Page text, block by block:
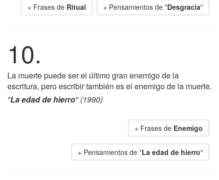
+ Frases de Ritual + Pensamientos de "Desgracia"
10.
La muerte puede ser el último gran enemigo de la
escritura, pero escribir también es el enemigo de la muerte.
"La edad de hierro" (1990)
+ Frases de Enemigo
+ Pensamientos de "La edad de hierro"